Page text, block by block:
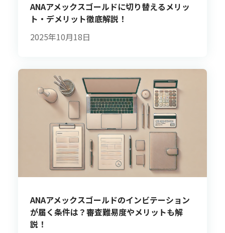
ANAアメックスゴールドに切り替えるメリッ
ト・デメリット徹底解説！
2025年10月18日
ANAアメックスゴールドのインビテーション
が届く条件は？審査難易度やメリットも解
説！